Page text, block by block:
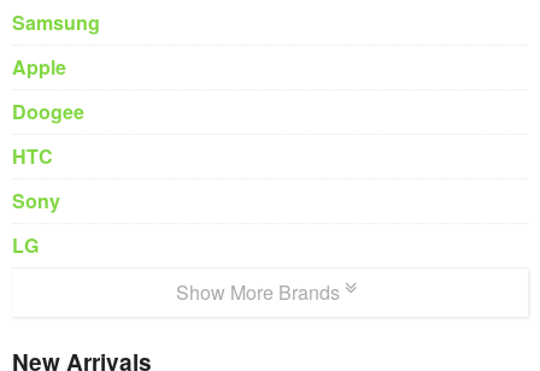
Samsung
Apple
Doogee
HTC
Sony
LG
Show More Brands
New Arrivals